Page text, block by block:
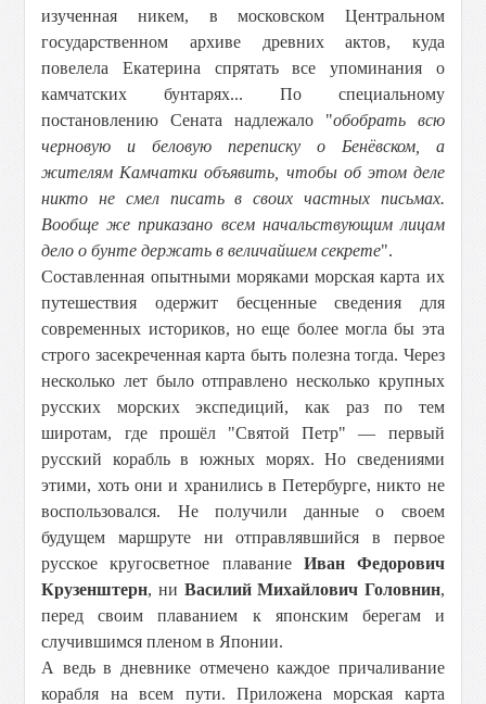
изученная никем, в московском Центральном
государственном архиве древних актов, куда
повелела Екатерина спрятать все упоминания о
камчатских бунтарях... По специальному
постановлению Сената надлежало "обобрать всю
черновую и беловую переписку о Бенёвском, а
жителям Камчатки объявить, чтобы об этом деле
никто не смел писать в своих частных письмах.
Вообще же приказано всем начальствующим лицам
дело о бунте держать в величайшем секрете".
Составленная опытными моряками морская карта их
путешествия одержит бесценные сведения для
современных историков, но еще более могла бы эта
строго засекреченная карта быть полезна тогда. Через
несколько лет было отправлено несколько крупных
русских морских экспедиций, как раз по тем
широтам, где прошёл "Святой Петр" — первый
русский корабль в южных морях. Но сведениями
этими, хоть они и хранились в Петербурге, никто не
воспользовался. Не получили данные о своем
будущем маршруте ни отправлявшийся в первое
русское кругосветное плавание Иван Федорович
Крузенштерн, ни Василий Михайлович Головнин,
перед своим плаванием к японским берегам и
случившимся пленом в Японии.
А ведь в дневнике отмечено каждое причаливание
корабля на всем пути. Приложена морская карта